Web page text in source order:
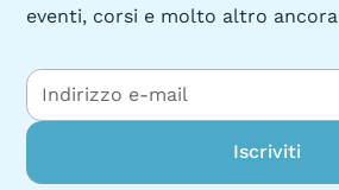
eventi, corsi e molto altro ancora